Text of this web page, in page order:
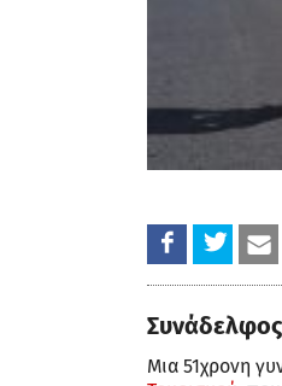
Μια 51χρονη